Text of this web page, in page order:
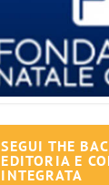
SEGUI THE
EDITORIA E
INTEGRATA